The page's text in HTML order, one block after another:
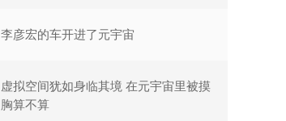
李彦宏的车开进了元宇宙
虚拟空间犹如身临其境 在元宇宙里被摸
胸算不算